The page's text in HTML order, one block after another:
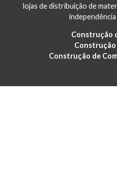
lojas de distribuição de
Construção
Construção
Construção de